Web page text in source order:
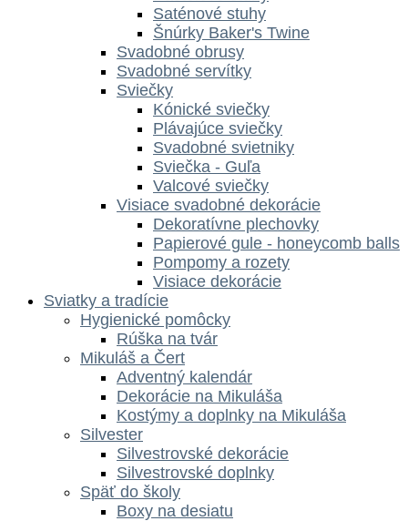
Saténové stuhy
Šnúrky Baker's Twine
Svadobné obrusy
Svadobné servítky
Sviečky
Kónické sviečky
Plávajúce sviečky
Svadobné svietniky
Sviečka - Guľa
Valcové sviečky
Visiace svadobné dekorácie
Dekoratívne plechovky
Papierové gule - honeycomb balls
Pompomy a rozety
Visiace dekorácie
Sviatky a tradície
Hygienické pomôcky
Rúška na tvár
Mikuláš a Čert
Adventný kalendár
Dekorácie na Mikuláša
Kostýmy a doplnky na Mikuláša
Silvester
Silvestrovské dekorácie
Silvestrovské doplnky
Späť do školy
Boxy na desiatu